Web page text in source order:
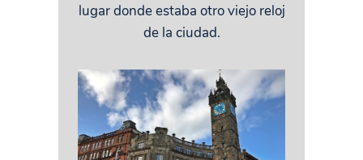
lugar donde estaba otro viejo reloj
de la ciudad.